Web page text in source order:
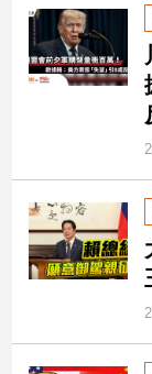
創
／
電
影
技/
遊
戲
運
動